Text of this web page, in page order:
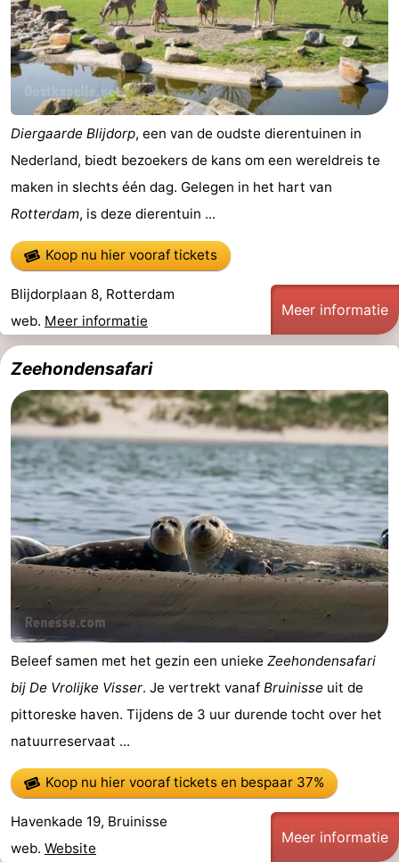
Duinoord
-
Ginsterveld
-
Julianahoeve
Livingstone
-
Resort
Haamstede
-
Résidence
't
Hof
van
Haamstede
-
Schouwen
-
Schouwse
Valleien
-
Wijde
Blick
-
Zeeuwse
Kust
-
’t
Hof
van
Haamstede
Last
minutes
Strand
Zien
&
doen
Bezienswaardigheden
-
Musea
-
Monumenten
-
Molens
-
Uitkijkpunten
Attracties
-
Rondvaarten
-
Speeltuinen
-
Diergaarde Blijdorp, een van de oudste dierentuinen in
Nederland, biedt bezoekers de kans om een wereldreis te
maken in slechts één dag. Gelegen in het hart van
Rotterdam, is deze dierentuin ...
Koop nu hier vooraf tickets
Blijdorplaan 8, Rotterdam
web. Meer informatie
Meer informatie
Zeehondensafari
Beleef samen met het gezin een unieke Zeehondensafari
bij De Vrolijke Visser. Je vertrekt vanaf Bruinisse uit de
pittoreske haven. Tijdens de 3 uur durende tocht over het
natuurreservaat ...
Koop nu hier vooraf ticketsen bespaar 37%
Havenkade 19, Bruinisse
web. Website
Meer informatie